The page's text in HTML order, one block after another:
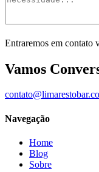
Entraremos em contato
Vamos
Navegação
Home
Blog
Sobre